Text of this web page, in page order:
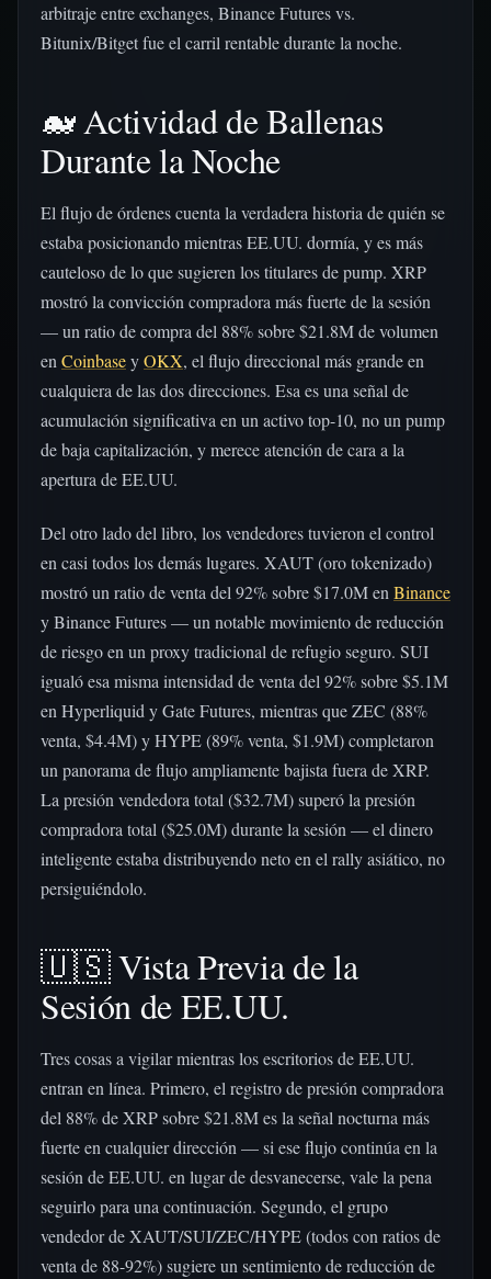
arbitraje entre exchanges, Binance Futures vs.
Bitunix/Bitget fue el carril rentable durante la noche.
🐋 Actividad de Ballenas
Durante la Noche
El flujo de órdenes cuenta la verdadera historia de quién se
estaba posicionando mientras EE.UU. dormía, y es más
cauteloso de lo que sugieren los titulares de pump. XRP
mostró la convicción compradora más fuerte de la sesión
— un ratio de compra del 88% sobre $21.8M de volumen
en CoinbaseyOKX, el flujo direccional más grande en
cualquiera de las dos direcciones. Esa es una señal de
acumulación significativa en un activo top-10, no un pump
de baja capitalización, y merece atención de cara a la
apertura de EE.UU.
Del otro lado del libro, los vendedores tuvieron el control
en casi todos los demás lugares. XAUT (oro tokenizado)
mostró un ratio de venta del 92% sobre $17.0M en Binance
y Binance Futures — un notable movimiento de reducción
de riesgo en un proxy tradicional de refugio seguro. SUI
igualó esa misma intensidad de venta del 92% sobre $5.1M
en Hyperliquid y Gate Futures, mientras que ZEC (88%
venta, $4.4M) y HYPE (89% venta, $1.9M) completaron
un panorama de flujo ampliamente bajista fuera de XRP.
La presión vendedora total ($32.7M) superó la presión
compradora total ($25.0M) durante la sesión — el dinero
inteligente estaba distribuyendo neto en el rally asiático, no
persiguiéndolo.
🇺🇸 Vista Previa de la
Sesión de EE.UU.
Tres cosas a vigilar mientras los escritorios de EE.UU.
entran en línea. Primero, el registro de presión compradora
del 88% de XRP sobre $21.8M es la señal nocturna más
fuerte en cualquier dirección — si ese flujo continúa en la
sesión de EE.UU. en lugar de desvanecerse, vale la pena
seguirlo para una continuación. Segundo, el grupo
vendedor de XAUT/SUI/ZEC/HYPE (todos con ratios de
venta de 88-92%) sugiere un sentimiento de reducción de